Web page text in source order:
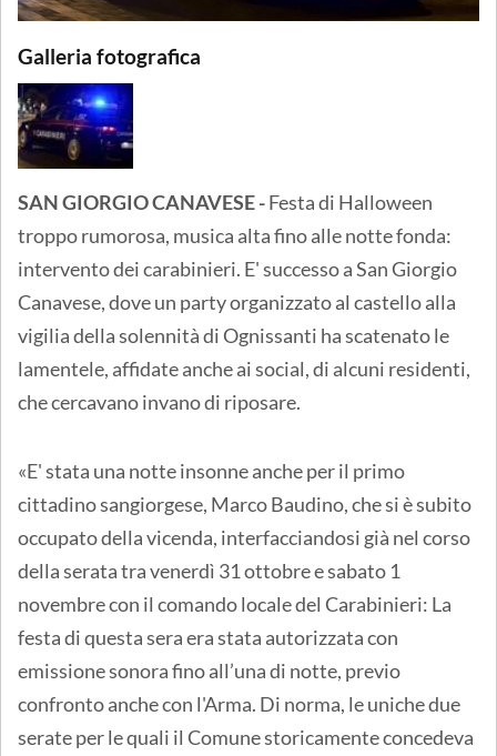
Galleria fotografica
SAN GIORGIO CANAVESE -Festa di Halloween
troppo rumorosa, musica alta fino alle notte fonda:
intervento dei carabinieri. E' successo a San Giorgio
Canavese, dove un party organizzato al castello alla
vigilia della solennità di Ognissanti ha scatenato le
lamentele, affidate anche ai social, di alcuni residenti,
che cercavano invano di riposare.
«E' stata una notte insonne anche per il primo
cittadino sangiorgese, Marco Baudino, che si è subito
occupato della vicenda, interfacciandosi già nel corso
della serata tra venerdì 31 ottobre e sabato 1
novembre con il comando locale del Carabinieri: La
festa di questa sera era stata autorizzata con
emissione sonora fino all’una di notte, previo
confronto anche con l'Arma. Di norma, le uniche due
serate per le quali il Comune storicamente concedeva